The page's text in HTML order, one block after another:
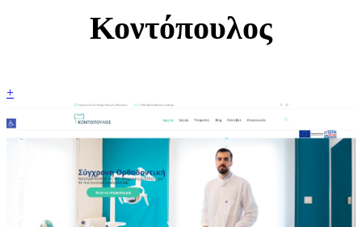
Κοντόπουλος
+